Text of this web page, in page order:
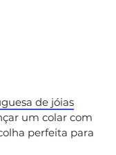
de jóias
um colar com
perfeita para